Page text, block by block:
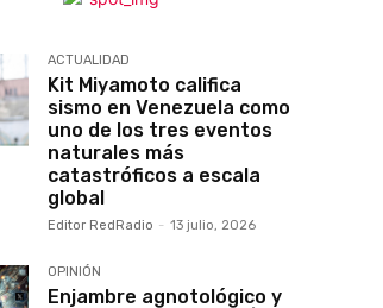
ACTUALIDAD
Kit Miyamoto califica
sismo en Venezuela como
uno de los tres eventos
naturales más
catastróficos a escala
global
Editor RedRadio - 13 julio, 2026
OPINIÓN
Enjambre agnotológico y